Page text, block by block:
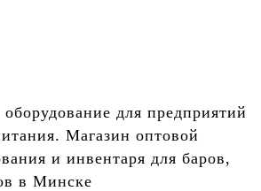
оборудование для предприятий
Магазин оптовой
и инвентаря для баров,
в Минске